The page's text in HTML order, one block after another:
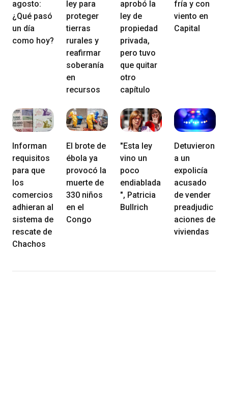
agosto:
¿Qué pasó
un día
como hoy?
ley para
proteger
tierras
rurales y
reafirmar
soberanía
en
recursos
aprobó la
ley de
propiedad
privada,
pero tuvo
que quitar
otro
capítulo
fría y con
viento en
Capital
Informan
requisitos
para que
los
comercios
adhieran al
sistema de
rescate de
Chachos
El brote de
ébola ya
provocó la
muerte de
330 niños
en el
Congo
"Esta ley
vino un
poco
endiablada
", Patricia
Bullrich
Detuvieron
a un
expolicía
acusado
de vender
preadjudic
aciones de
viviendas